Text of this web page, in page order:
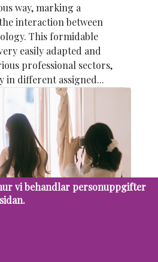
way, marking a
interaction between
This formidable
easily adapted and
professional sectors,
in different assigned...
vi behandlar personuppgifter